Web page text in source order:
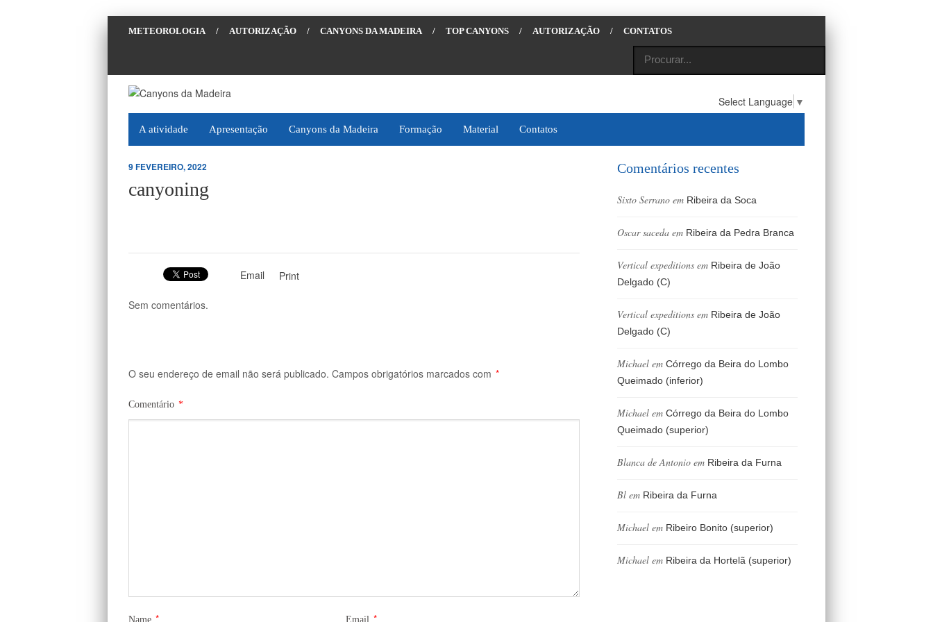
METEOROLOGIA / AUTORIZAÇÃO / CANYONS DA MADEIRA / TOP CANYONS / AUTORIZAÇÃO / CONTATOS
Select Language ▼
A atividade Apresentação Canyons da Madeira Formação Material Contatos
9 FEVEREIRO, 2022
canyoning
Email Print
Sem comentários.
O seu endereço de email não será publicado. Campos obrigatórios marcados com *
Comentário *
Name * Email *
Comentários recentes
Sixto Serrano em Ribeira da Soca
Oscar saceda em Ribeira da Pedra Branca
Vertical expeditions em Ribeira de João
Delgado (C)
Vertical expeditions em Ribeira de João
Delgado (C)
Michael em Córrego da Beira do Lombo
Queimado (inferior)
Michael em Córrego da Beira do Lombo
Queimado (superior)
Blanca de Antonio em Ribeira da Furna
Bl em Ribeira da Furna
Michael em Ribeiro Bonito (superior)
Michael em Ribeira da Hortelã (superior)